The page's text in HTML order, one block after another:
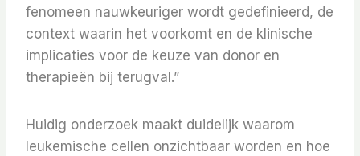
fenomeen nauwkeuriger wordt gedefinieerd, de
context waarin het voorkomt en de klinische
implicaties voor de keuze van donor en
therapieën bij terugval.”
Huidig ​​onderzoek maakt duidelijk waarom
leukemische cellen onzichtbaar worden en hoe